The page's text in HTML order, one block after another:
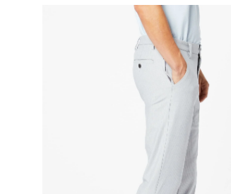
POPÜLER ARAMALAR
gömlek
ultimate chino pantolon
ona özel - kadın